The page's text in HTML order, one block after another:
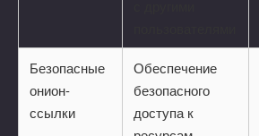
Безопасные
онион-
ссылки
Обеспечение
безопасного
доступа к